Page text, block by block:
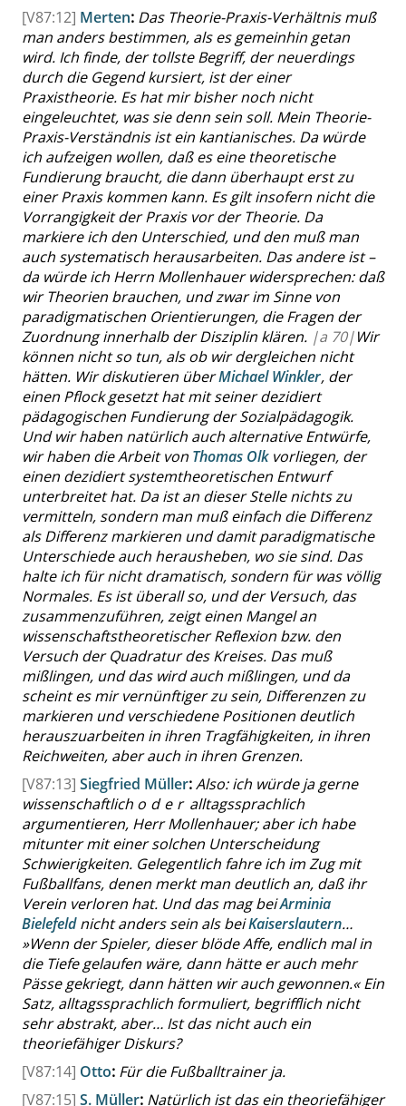
[V87:12] Merten: Das Theorie-Praxis-Verhältnis muß
man anders bestimmen, als es gemeinhin getan
wird. Ich finde, der tollste Begriff, der neuerdings
durch die Gegend kursiert, ist der einer
Praxistheorie. Es hat mir bisher noch nicht
eingeleuchtet, was sie denn sein soll. Mein Theorie-
Praxis-Verständnis ist ein kantianisches. Da würde
ich aufzeigen wollen, daß es eine theoretische
Fundierung braucht, die dann überhaupt erst zu
einer Praxis kommen kann. Es gilt insofern nicht die
Vorrangigkeit der Praxis vor der Theorie. Da
markiere ich den Unterschied, und den muß man
auch systematisch herausarbeiten. Das andere ist –
da würde ich Herrn Mollenhauerwidersprechen: daß
wir Theorien brauchen, und zwar im Sinne von
paradigmatischen Orientierungen, die Fragen der
Zuordnung innerhalb der Disziplin klären. |a 70|Wir
können nicht so tun, als ob wir dergleichen nicht
hätten. Wir diskutieren überMichael Winkler, der
einen Pflock gesetzt hat mit seiner dezidiert
pädagogischen Fundierung der Sozialpädagogik.
Und wir haben natürlich auch alternative Entwürfe,
wir haben die Arbeit von Thomas Olkvorliegen, der
einen dezidiert systemtheoretischen Entwurf
unterbreitet hat. Da ist an dieser Stelle nichts zu
vermitteln, sondern man muß einfach die Differenz
als Differenz markieren und damit paradigmatische
Unterschiede auch herausheben, wo sie sind. Das
halte ich für nicht dramatisch, sondern für was völlig
Normales. Es ist überall so, und der Versuch, das
zusammenzuführen, zeigt einen Mangel an
wissenschaftstheoretischer Reflexion bzw. den
Versuch der Quadratur des Kreises. Das muß
mißlingen, und das wird auch mißlingen, und da
scheint es mir vernünftiger zu sein, Differenzen zu
markieren und verschiedene Positionen deutlich
herauszuarbeiten in ihren Tragfähigkeiten, in ihren
Reichweiten, aber auch in ihren Grenzen.
[V87:13] Siegfried Müller:Also: ich würde ja gerne
wissenschaftlich oder alltagssprachlich
argumentieren, HerrMollenhauer; aber ich habe
mitunter mit einer solchen Unterscheidung
Schwierigkeiten. Gelegentlich fahre ich im Zug mit
Fußballfans, denen merkt man deutlich an, daß ihr
Verein verloren hat. Und das mag beiArminia
Bielefeldnicht anders sein als beiKaiserslautern…
»Wenn der Spieler, dieser blöde Affe, endlich mal in
die Tiefe gelaufen wäre, dann hätte er auch mehr
Pässe gekriegt, dann hätten wir auch gewonnen.«Ein
Satz, alltagssprachlich formuliert, begrifflich nicht
sehr abstrakt, aber… Ist das nicht auch ein
theoriefähiger Diskurs?
[V87:14] Otto: Für die Fußballtrainer ja.
[V87:15] S. Müller: Natürlich ist das ein theoriefähiger